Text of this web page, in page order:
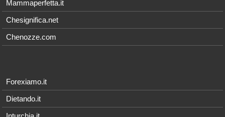
Mammaperfetta.it
Chesignifica.net
Chenozze.com
Forexiamo.it
Dietando.it